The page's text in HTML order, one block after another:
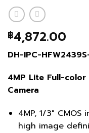
฿4,872.00
DH-IPC-
4MP Lite Full-
Camera
4MP, 1/3″
high image